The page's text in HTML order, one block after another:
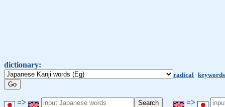
dictionary:
radical keywords
=> =>